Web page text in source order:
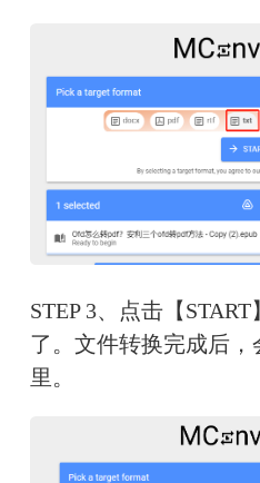
STEP 3、点击【
了。文件转换完成后
里。